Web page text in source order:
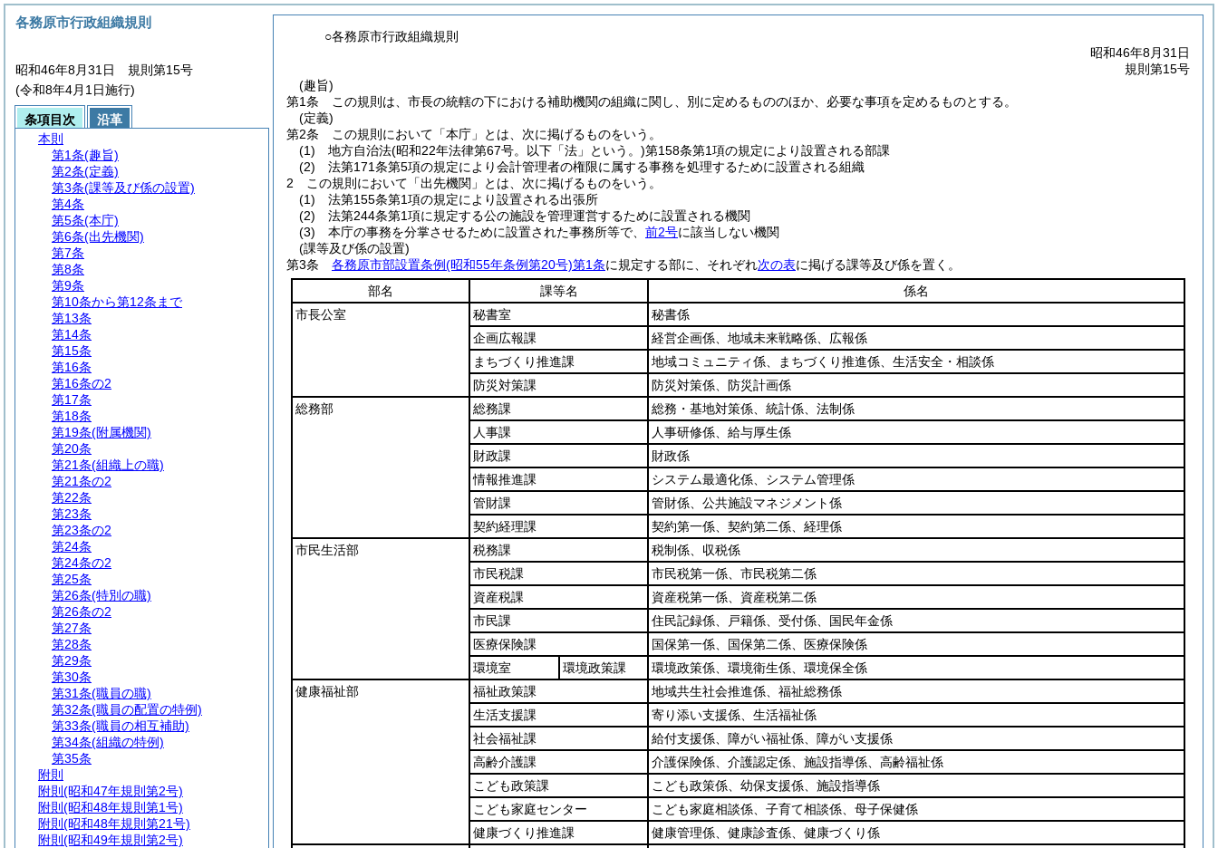
○各務原市行政組織規則
昭和46年8月31日
規則第15号
(趣旨)
第1条
この規則は、市長の統轄の下における補助機関の組織に関し、別に定めるもののほか、必要な事項を定めるものとする。
(定義)
第2条
この規則において「本庁」とは、次に掲げるものをいう。
(1)
地方自治法(昭和22年法律第67号。以下「法」という。)第158条第1項の規定により設置される部課
(2)
法第171条第5項の規定により会計管理者の権限に属する事務を処理するために設置される組織
2
この規則において「出先機関」とは、次に掲げるものをいう。
(1)
法第155条第1項の規定により設置される出張所
(2)
法第244条第1項に規定する公の施設を管理運営するために設置される機関
(3)
本庁の事務を分掌させるために設置された事務所等で、 前2号に該当しない機関
(課等及び係の設置)
第3条
各務原市部設置条例(昭和55年条例第20号)第1条に規定する部に、それぞれ次の表に掲げる課等及び係を置く。
部名
課等名
係名
市長公室
秘書室
秘書係
企画広報課
経営企画係、地域未来戦略係、広報係
まちづくり推進課
地域コミュニティ係、まちづくり推進係、生活安全・相談係
防災対策課
防災対策係、防災計画係
総務部
総務課
総務・基地対策係、統計係、法制係
人事課
人事研修係、給与厚生係
財政課
財政係
情報推進課
システム最適化係、システム管理係
管財課
管財係、公共施設マネジメント係
契約経理課
契約第一係、契約第二係、経理係
市民生活部
税務課
税制係、収税係
市民税課
市民税第一係、市民税第二係
資産税課
資産税第一係、資産税第二係
市民課
住民記録係、戸籍係、受付係、国民年金係
医療保険課
国保第一係、国保第二係、医療保険係
環境室
環境政策課
環境政策係、環境衛生係、環境保全係
健康福祉部
福祉政策課
地域共生社会推進係、福祉総務係
生活支援課
寄り添い支援係、生活福祉係
社会福祉課
給付支援係、障がい福祉係、障がい支援係
高齢介護課
介護保険係、介護認定係、施設指導係、高齢福祉係
こども政策課
こども政策係、幼保支援係、施設指導係
こども家庭センター
こども家庭相談係、子育て相談係、母子保健係
健康づくり推進課
健康管理係、健康診査係、健康づくり係
各務原市行政組織規則
昭和46年8月31日 規則第15号
(令和8年4月1日施行)
条項目次
沿革
本則
第1条(趣旨)
第2条(定義)
第3条(課等及び係の設置)
第4条
第5条(本庁)
第6条(出先機関)
第7条
第8条
第9条
第10条から第12条まで
第13条
第14条
第15条
第16条
第16条の2
第17条
第18条
第19条(附属機関)
第20条
第21条(組織上の職)
第21条の2
第22条
第23条
第23条の2
第24条
第24条の2
第25条
第26条(特別の職)
第26条の2
第27条
第28条
第29条
第30条
第31条(職員の職)
第32条(職員の配置の特例)
第33条(職員の相互補助)
第34条(組織の特例)
第35条
附則
附則 (昭和47年規則第2号)
附則 (昭和48年規則第1号)
附則 (昭和48年規則第21号)
附則 (昭和49年規則第2号)